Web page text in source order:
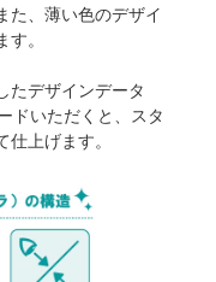
た、薄い色のデザイ
。
たデザインデータ
ドいただくと、スタ
上げます。